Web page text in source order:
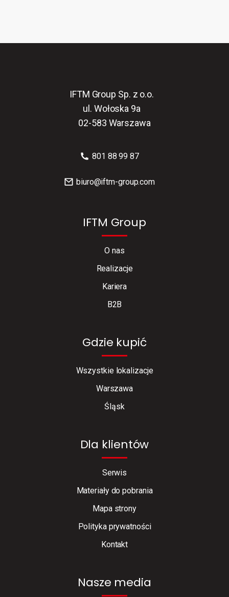
IFTM Group Sp. z o.o.
ul. Wołoska 9a
02-583 Warszawa
801 88 99 87
biuro@iftm-group.com
IFTM Group
O nas
Realizacje
Kariera
B2B
Gdzie kupić
Wszystkie lokalizacje
Warszawa
Śląsk
Dla klientów
Serwis
Materiały do pobrania
Mapa strony
Polityka prywatności
Kontakt
Nasze media